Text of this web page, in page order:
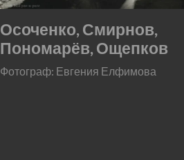
Осоченко, Смирнов,
Пономарёв, Ощепков
Фотограф: Евгения Елфимова